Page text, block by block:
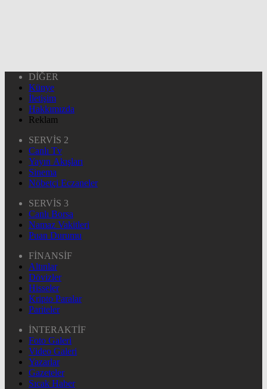
DİĞER
Künye
İletişim
Hakkımızda
Reklam
SERVİS 2
Canlı Tv
Yayın Akışları
Sinema
Nöbetçi Eczaneler
SERVİS 3
Canlı Borsa
Namaz Vakitleri
Puan Durumu
FİNANSİF
Altınlar
Dövizler
Hisseler
Kripto Paralar
Pariteler
İNTERAKTİF
Foto Galeri
Video Galeri
Yazarlar
Gazeteler
Sıcak Haber